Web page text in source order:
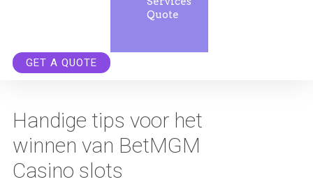
Quote
GET A QUOTE
Handige tips voor het
winnen van BetMGM
Casino slots